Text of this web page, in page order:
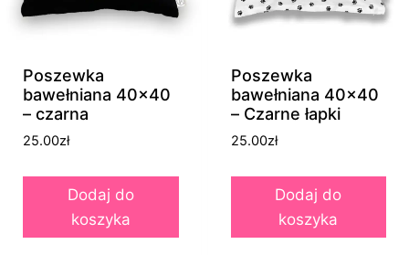
Poszewka
bawełniana 40×40
– czarna
25.00zł
Dodaj do
koszyka
Poszewka
bawełniana 40×40
– Czarne łapki
25.00zł
Dodaj do
koszyka